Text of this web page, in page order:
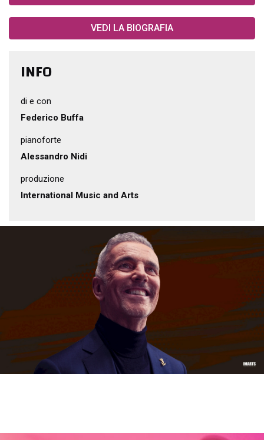
VEDI LA BIOGRAFIA
INFO
di e con
Federico Buffa
pianoforte
Alessandro Nidi
produzione
International Music and Arts